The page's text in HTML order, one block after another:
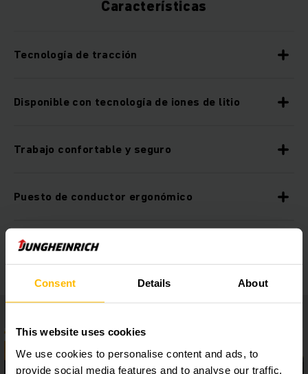
Consent Details About
This website uses cookies
We use cookies to personalise content and ads, to
provide social media features and to analyse our traffic.
Características
Tecnología de tracción
Disponible con tecnología de iones de litio
Trabajo confortable y seguro
Puesto de conductor ergonómico
Equipamiento adicional